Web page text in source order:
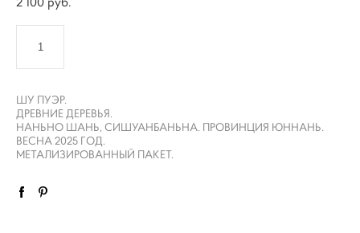
ШУ ПУЭР.
ДРЕВНИЕ ДЕРЕВЬЯ.
НАНЬНО ШАНЬ, СИШУАНБАНЬНА. ПРОВИНЦИЯ ЮННАНЬ.
ВЕСНА 2025 ГОД.
МЕТАЛИЗИРОВАННЫЙ ПАКЕТ.